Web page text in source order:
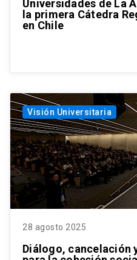
Universidades de La
la primera Cátedra
en Chile
Visión Universitaria
28 agosto 2025
Diálogo, cancelación